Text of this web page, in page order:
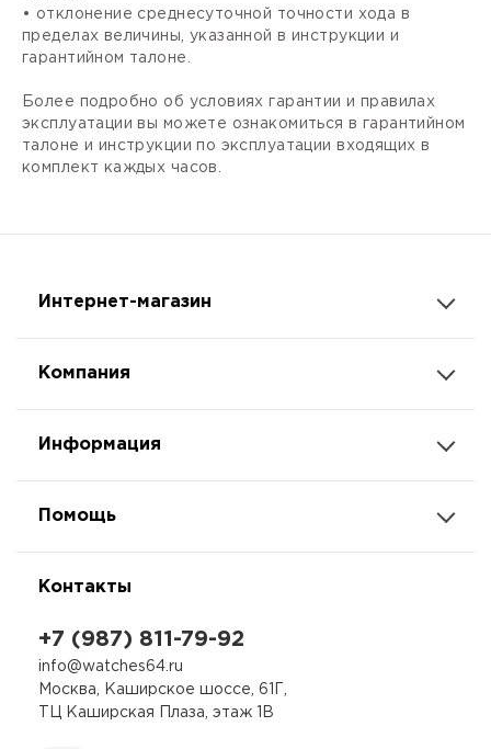
• отклонение среднесуточной точности хода в
пределах величины, указанной в инструкции и
гарантийном талоне.
Более подробно об условиях гарантии и правилах
эксплуатации вы можете ознакомиться в гарантийном
талоне и инструкции по эксплуатации входящих в
комплект каждых часов.
Интернет-магазин
Компания
Информация
Помощь
Контакты
+7 (987) 811-79-92
info@watches64.ru
Москва, Каширское шоссе, 61Г,
ТЦ Каширская Плаза, этаж 1В